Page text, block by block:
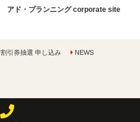
アド・プランニング corporate site
割引券抽選 申し込み NEWS